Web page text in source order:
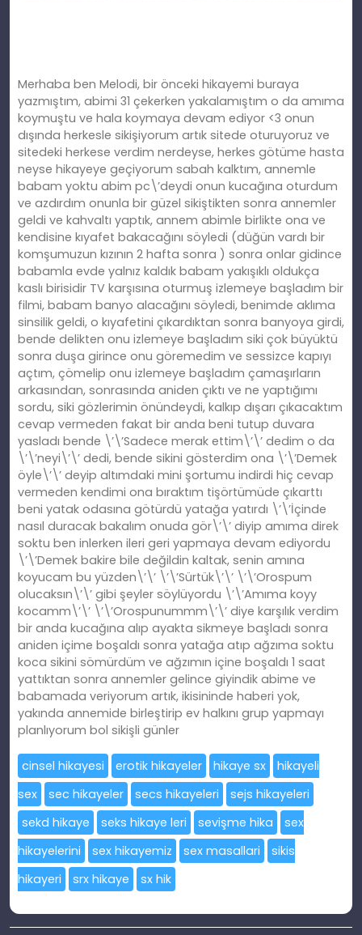
Merhaba ben Melodi, bir önceki hikayemi buraya
yazmıştım, abimi 31 çekerken yakalamıştım o da amıma
koymuştu ve hala koymaya devam ediyor <3 onun
dışında herkesle sikişiyorum artık sitede oturuyoruz ve
sitedeki herkese verdim nerdeyse, herkes götüme hasta
neyse hikayeye geçiyorum sabah kalktım, annemle
babam yoktu abim pc\’deydi onun kucağına oturdum
ve azdırdım onunla bir güzel sikiştikten sonra annemler
geldi ve kahvaltı yaptık, annem abimle birlikte ona ve
kendisine kıyafet bakacağını söyledi (düğün vardı bir
komşumuzun kızının 2 hafta sonra ) sonra onlar gidince
babamla evde yalnız kaldık babam yakışıklı oldukça
kaslı birisidir TV karşısına oturmuş izlemeye başladım bir
filmi, babam banyo alacağını söyledi, benimde aklıma
sinsilik geldi, o kıyafetini çıkardıktan sonra banyoya girdi,
bende delikten onu izlemeye başladım siki çok büyüktü
sonra duşa girince onu göremedim ve sessizce kapıyı
açtım, çömelip onu izlemeye başladım çamaşırların
arkasından, sonrasında aniden çıktı ve ne yaptığımı
sordu, siki gözlerimin önündeydi, kalkıp dışarı çıkacaktım
cevap vermeden fakat bir anda beni tutup duvara
yasladı bende \’\’Sadece merak ettim\’\’ dedim o da
\’\’neyi\’\’ dedi, bende sikini gösterdim ona \’\’Demek
öyle\’\’ deyip altımdaki mini şortumu indirdi hiç cevap
vermeden kendimi ona bıraktım tişörtümüde çıkarttı
beni yatak odasına götürdü yatağa yatırdı \’\’İçinde
nasıl duracak bakalım onuda gör\’\’ diyip amıma direk
soktu ben inlerken ileri geri yapmaya devam ediyordu
\’\’Demek bakire bile değildin kaltak, senin amına
koyucam bu yüzden\’\’ \’\’Sürtük\’\’ \’\’Orospum
olucaksın\’\’ gibi şeyler söylüyordu \’\’Amıma koyy
kocamm\’\’ \’\’Orospunummm\’\’ diye karşılık verdim
bir anda kucağına alıp ayakta sikmeye başladı sonra
aniden içime boşaldı sonra yatağa atıp ağzıma soktu
koca sikini sömürdüm ve ağzımın içine boşaldı 1 saat
yattıktan sonra annemler gelince giyindik abime ve
babamada veriyorum artık, ikisininde haberi yok,
yakında annemide birleştirip ev halkını grup yapmayı
planlıyorum bol sikişli günler
cinsel hikayesi erotik hikayeler hikaye sx
hikayeli
sex
sec hikayeler secs hikayeleri
sejs hikayeleri
sekd hikaye
seks hikaye leri sevişme hika
sex
hikayelerini
sex hikayemiz sex masallari
sikis
hikayeri
srx hikaye sx hik